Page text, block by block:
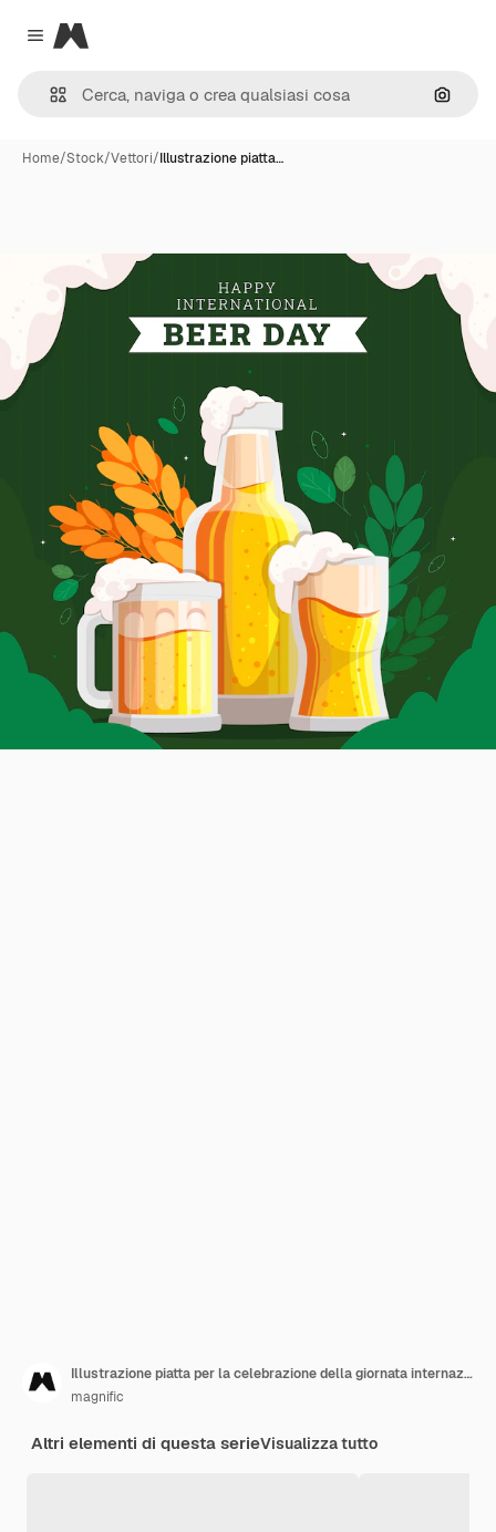
Close menu
Magnific
Cerca
Home/Stock/Vettori/Illustrazione piatta…
Illustrazione piatta per la celebrazione della giornata internazionale della birra
magnific
Altri elementi di questa serieVisualizza tutto